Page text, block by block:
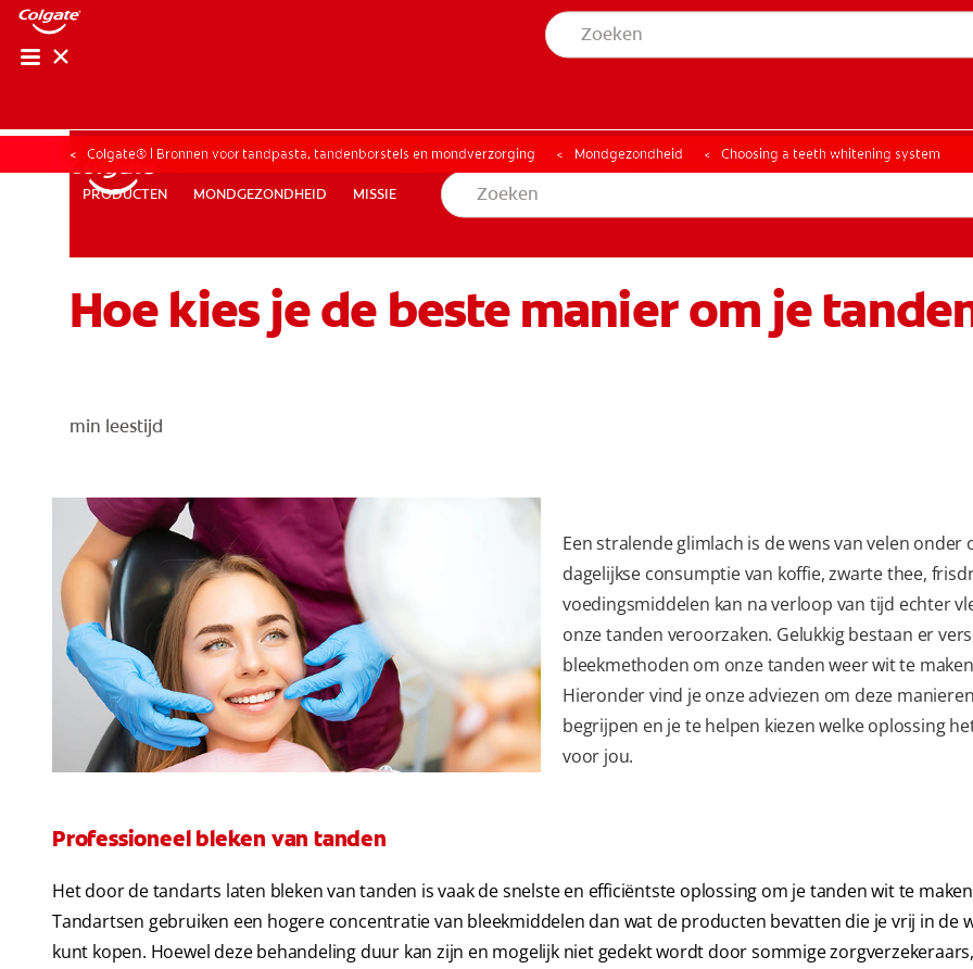
PRODUCTEN MONDGEZONDHEID MISSIE
BE (NL)
PRODUCTEN MONDGEZONDHEID MISSIE
CONTROLE MONDGEZONDHEID PRODUCTMATCH
Colgate® | Bronnen voor tandpasta, tandenborstels en mondverzorging Mondgezondheid Choosing a teeth whitening system
Hoe kies je de beste manier om je
min leestijd
Een stralende glimlach is de wens van velen onder
dagelijkse consumptie van koffie, zwarte thee,
voedingsmiddelen kan na verloop van tijd echter
onze tanden veroorzaken. Gelukkig bestaan er
bleekmethoden om onze tanden weer wit te
Hieronder vind je onze adviezen om deze
begrijpen en je te helpen kiezen welke oplossing
voor jou.
Professioneel bleken van tanden
Het door de tandarts laten bleken van tanden is vaak de snelste en efficiëntste oplossing om je tanden wit te
Tandartsen gebruiken een hogere concentratie van bleekmiddelen dan wat de producten bevatten die je vrij in de
kunt kopen. Hoewel deze behandeling duur kan zijn en mogelijk niet gedekt wordt door sommige